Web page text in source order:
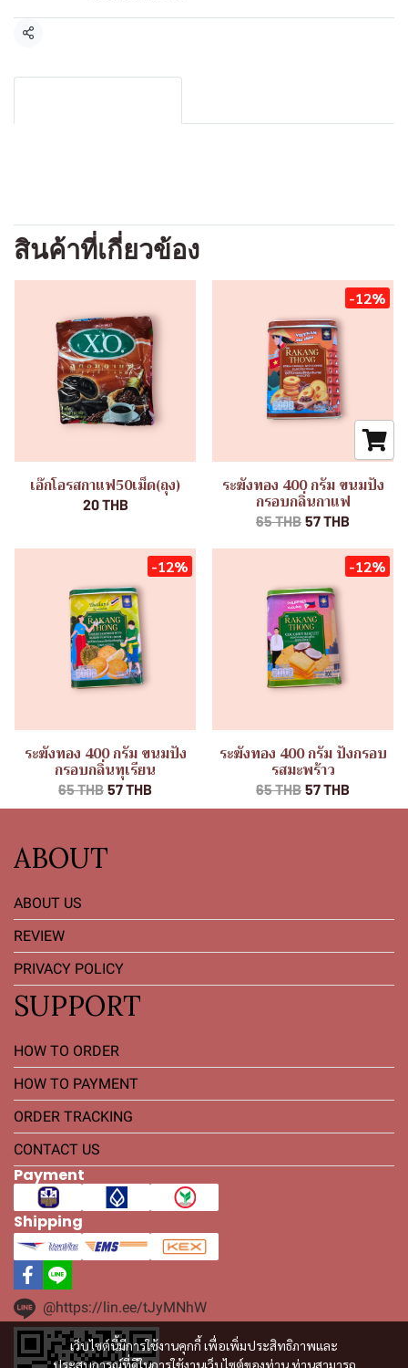
แชร์
สินค้าที่เกี่ยวข้อง
เอ๊กโอรสกาแฟ50เม็ด(ถุง)
20 THB
-12%
ระฆังทอง 400 กรัม ขนมปัง
กรอบกลิ่นกาแฟ
65 THB 57 THB
-12%
ระฆังทอง 400 กรัม ขนมปัง
กรอบกลิ่นทุเรียน
65 THB 57 THB
-12%
ระฆังทอง 400 กรัม ปังกรอบ
รสมะพร้าว
65 THB 57 THB
เว็บไซต์นี้มีการใช้งานคุกกี้ เพื่อเพิ่มประสิทธิภาพและ
ประสบการณ์ที่ดีในการใช้งานเว็บไซต์ของท่าน ท่านสามารถ
ABOUT
ABOUT US
REVIEW
PRIVACY POLICY
SUPPORT
HOW TO ORDER
HOW TO PAYMENT
ORDER TRACKING
CONTACT US
Payment
Shipping
@https://lin.ee/tJyMNhW